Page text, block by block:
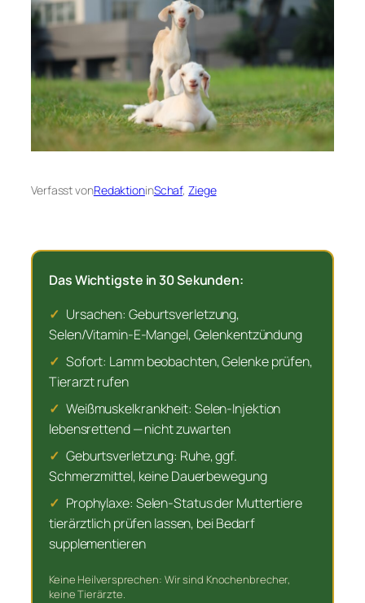
Verfasst vonRedaktioninSchaf, Ziege
Das Wichtigste in 30 Sekunden:
✓ Ursachen: Geburtsverletzung,
Selen/Vitamin-E-Mangel, Gelenkentzündung
✓ Sofort: Lamm beobachten, Gelenke prüfen,
Tierarzt rufen
✓ Weißmuskelkrankheit: Selen-Injektion
lebensrettend — nicht zuwarten
✓ Geburtsverletzung: Ruhe, ggf.
Schmerzmittel, keine Dauerbewegung
✓ Prophylaxe: Selen-Status der Muttertiere
tierärztlich prüfen lassen, bei Bedarf
supplementieren
Keine Heilversprechen: Wir sind Knochenbrecher,
keine Tierärzte.